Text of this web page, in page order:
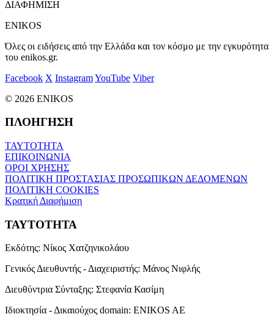
ΔΙΑΦΗΜΙΣΗ
ENIKOS
Όλες οι ειδήσεις από την Ελλάδα και τον κόσμο με την εγκυρότητα
του enikos.gr.
Facebook X InstagramYouTube Viber
© 2026 ENIKOS
ΠΛΟΗΓΗΣΗ
ΤΑΥΤΟΤΗΤΑ
ΕΠΙΚΟΙΝΩΝΙΑ
ΟΡΟΙ ΧΡΗΣΗΣ
ΠΟΛΙΤΙΚΗ ΠΡΟΣΤΑΣΙΑΣ ΠΡΟΣΩΠΙΚΩΝ ΔΕΔΟΜΕΝΩΝ
ΠΟΛΙΤΙΚΗ COOKIES
Κρατική Διαφήμιση
ΤΑΥΤΟΤΗΤΑ
Εκδότης: Νίκος Χατζηνικολάου
Γενικός Διευθυντής - Διαχειριστής: Μάνος Νιφλής
Διευθύντρια Σύνταξης: Στεφανία Κασίμη
Ιδιοκτησία - Δικαιούχος domain: ENIKOS AE